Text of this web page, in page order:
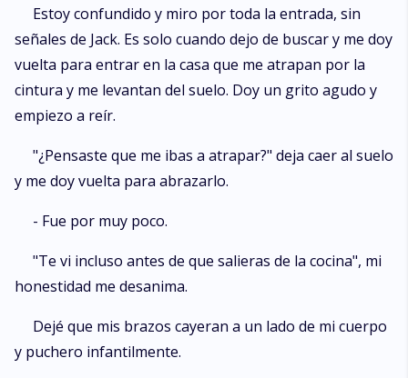
Estoy confundido y miro por toda la entrada, sin
señales de Jack. Es solo cuando dejo de buscar y me doy
vuelta para entrar en la casa que me atrapan por la
cintura y me levantan del suelo. Doy un grito agudo y
empiezo a reír.
"¿Pensaste que me ibas a atrapar?" deja caer al suelo
y me doy vuelta para abrazarlo.
- Fue por muy poco.
"Te vi incluso antes de que salieras de la cocina", mi
honestidad me desanima.
Dejé que mis brazos cayeran a un lado de mi cuerpo
y puchero infantilmente.